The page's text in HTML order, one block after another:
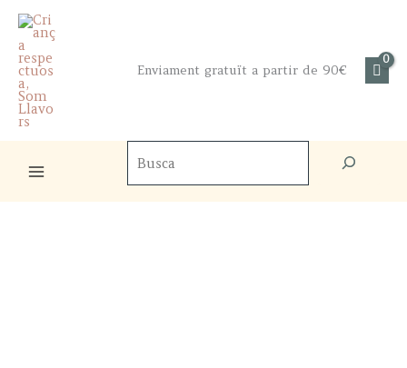
Skip
content
Enviament gratuït a partir de 90€